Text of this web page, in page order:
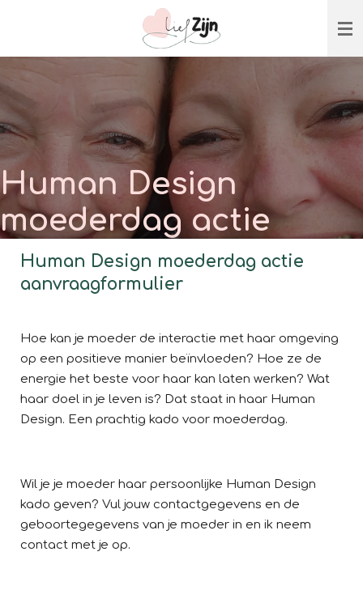
naar
hoofdinhoud
Human Design
moederdag actie
Human Design moederdag actie
aanvraagformulier
Hoe kan je moeder de interactie met haar omgeving
op een positieve manier beïnvloeden? Hoe ze de
energie het beste voor haar kan laten werken? Wat
haar doel in je leven is? Dat staat in haar Human
Design. Een prachtig kado voor moederdag.
Wil je je moeder haar persoonlijke Human Design
kado geven? Vul jouw contactgegevens en de
geboortegegevens van je moeder in en ik neem
contact met je op.